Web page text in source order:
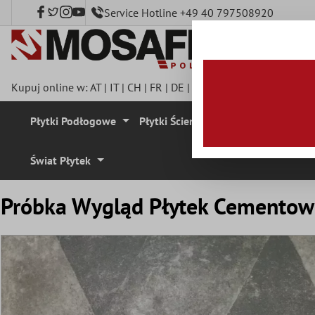
zawartości Service Hotline +49 40 797508920
Kupuj online w:AT| IT| CH | FR | DE |
Płytki Podłogowe Płytki Ścienne
Świat Płytek
Próbka Wygląd Płytek